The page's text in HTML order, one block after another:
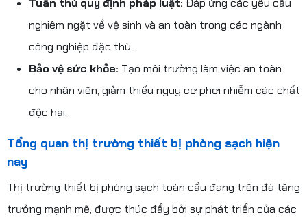
Tuân thủ quy định pháp luật: Đáp ứng các yêu cầu
nghiêm ngặt về vệ sinh và an toàn trong các ngành
công nghiệp đặc thù.
Bảo vệ sức khỏe: Tạo môi trường làm việc an toàn
cho nhân viên, giảm thiểu nguy cơ phơi nhiễm các chất
độc hại.
Tổng quan thị trường thiết bị phòng sạch hiện
nay
Thị trường thiết bị phòng sạch toàn cầu đang trên đà tăng
trưởng mạnh mẽ, được thúc đẩy bởi sự phát triển của các